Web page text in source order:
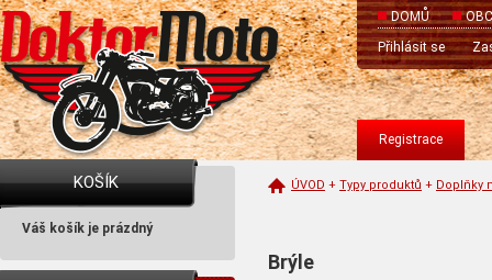
DOMŮ
Přihlásit se
Registrace
KOŠÍK
Váš košík je prázdný
ÚVOD + Typy produktů + Doplňky
Brýle